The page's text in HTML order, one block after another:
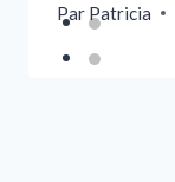
Par Patricia